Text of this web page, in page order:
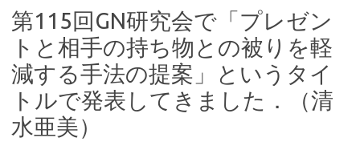
第115回GN研究会で「プレゼン
トと相手の持ち物との被りを軽
減する手法の提案」というタイ
トルで発表してきました．（清
水亜美）